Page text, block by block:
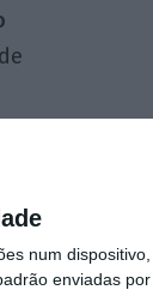
num
enviadas